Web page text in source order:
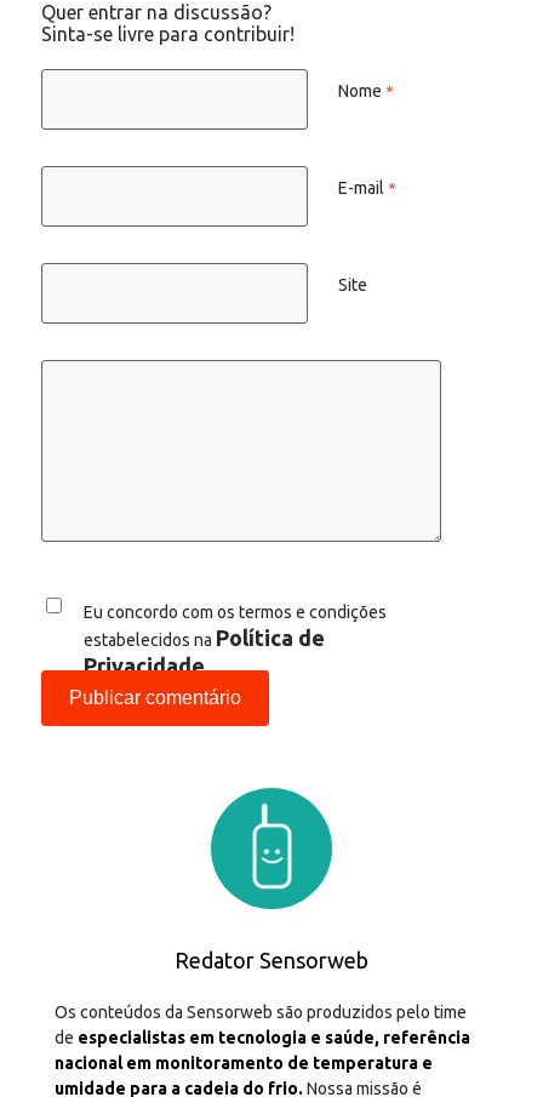
Quer entrar na discussão?
Sinta-se livre para contribuir!
Nome *
E-mail *
Site
Eu concordo com os termos e condições
estabelecidos na Política de
Privacidade
Redator Sensorweb
Os conteúdos da Sensorweb são produzidos pelo time
de especialistas em tecnologia e saúde, referência
nacional em monitoramento de temperatura e
umidade para a cadeia do frio. Nossa missão é